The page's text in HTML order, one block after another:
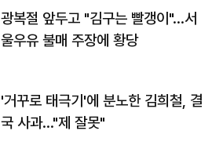
광복절 앞두고 "김구는 빨갱이"…서
울우유 불매 주장에 황당
'거꾸로 태극기'에 분노한 김희철, 결
국 사과…"제 잘못"